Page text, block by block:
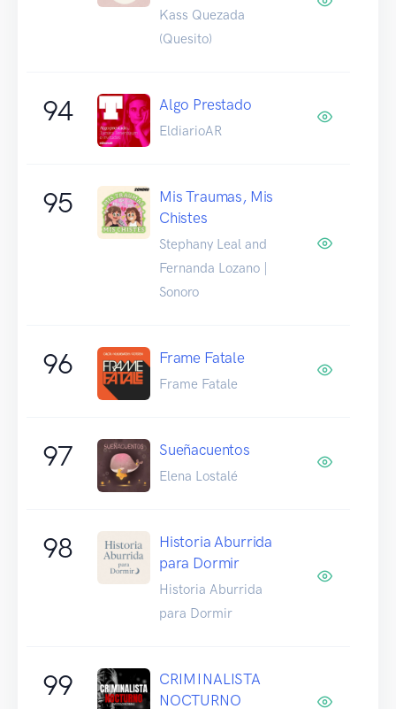
Kass Quezada
(Quesito)
94 Algo Prestado
EldiarioAR
95
Mis Traumas, Mis
Chistes
Stephany Leal and
Fernanda Lozano |
Sonoro
96 Frame Fatale
Frame Fatale
97 Sueñacuentos
Elena Lostalé
98
Historia Aburrida
para Dormir
Historia Aburrida
para Dormir
99
CRIMINALISTA
NOCTURNO